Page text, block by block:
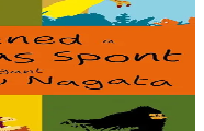
a reont pe gwelet en
: setu loened a zegas